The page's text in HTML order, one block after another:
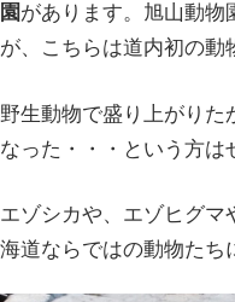
園があります。旭山動物
が、こちらは道内初の動
野生動物で盛り上がりた
なった・・・という方は
エゾシカや、エゾヒグ
海道ならではの動物たち